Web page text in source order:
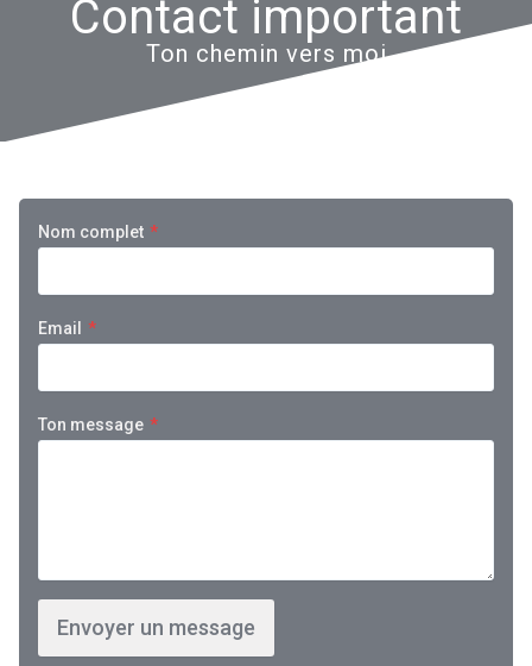
Contact important
Ton chemin vers moi
Nom complet *
Email *
Ton message *
Envoyer un message